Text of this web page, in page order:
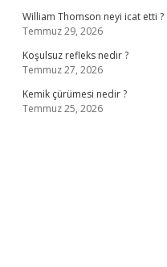
William Thomson neyi icat etti ?
Temmuz 29, 2026
Koşulsuz refleks nedir ?
Temmuz 27, 2026
Kemik çürümesi nedir ?
Temmuz 25, 2026